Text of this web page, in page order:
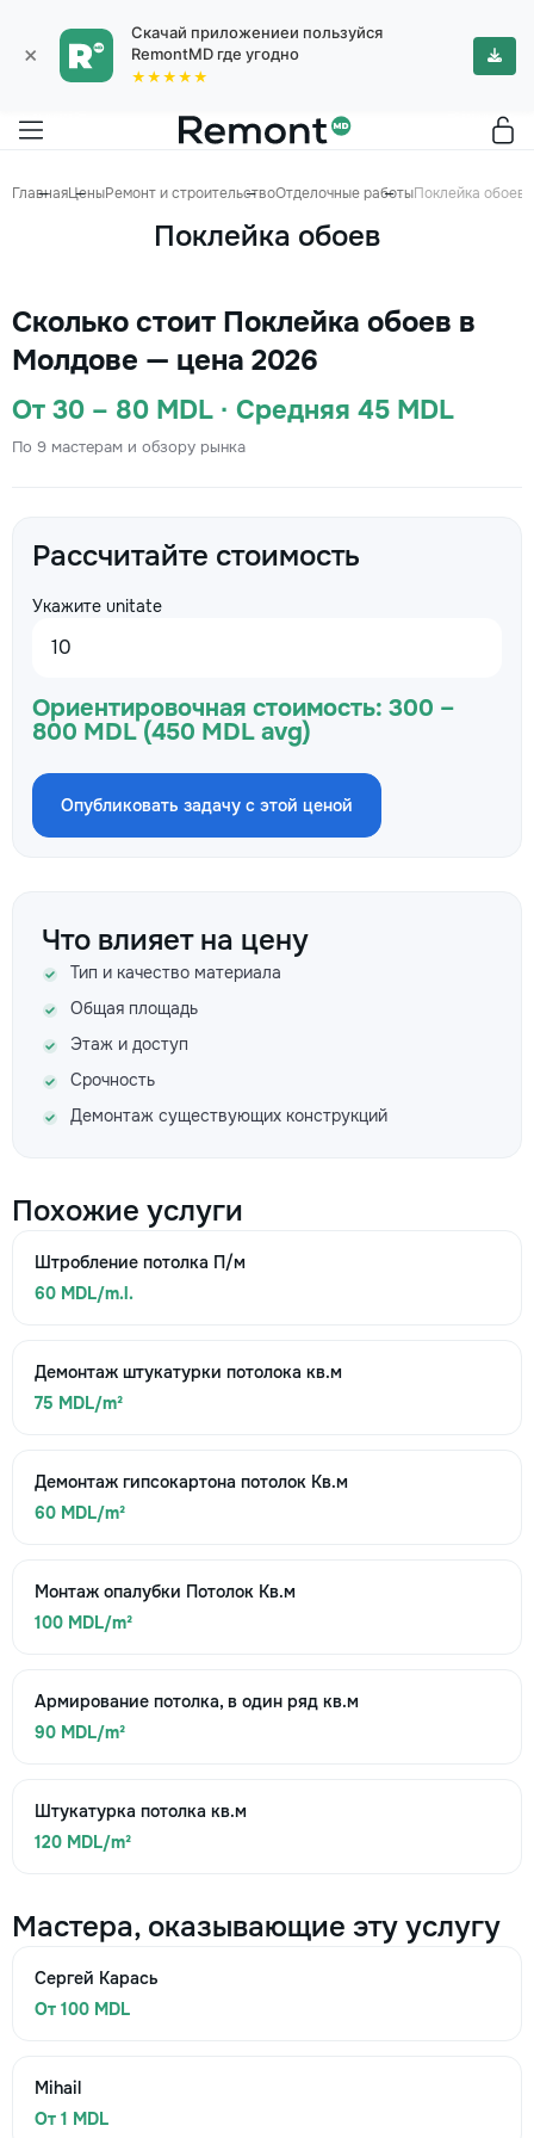
×
Скачай приложениеи пользуйся
RemontMD где угодно
★★★★★
ГлавнаяЦеныРемонт и строительствоОтделочные работыПоклейка обоев
Поклейка обоев
Сколько стоит Поклейка обоев в
Молдове — цена 2026
От 30 – 80 MDL · Средняя 45 MDL
По 9 мастерам и обзору рынка
Рассчитайте стоимость
Укажите unitate
Ориентировочная стоимость: 300 –
800 MDL (450 MDL avg)
Опубликовать задачу с этой ценой
Что влияет на цену
Тип и качество материала
Общая площадь
Этаж и доступ
Срочность
Демонтаж существующих конструкций
Похожие услуги
Штробление потолка П/м
60 MDL/m.l.
Демонтаж штукатурки потолока кв.м
75 MDL/m²
Демонтаж гипсокартона потолок Кв.м
60 MDL/m²
Монтаж опалубки Потолок Кв.м
100 MDL/m²
Армирование потолка, в один ряд кв.м
90 MDL/m²
Штукатурка потолка кв.м
120 MDL/m²
Мастера, оказывающие эту услугу
Сергей Карась
От 100 MDL
Mihail
От 1 MDL